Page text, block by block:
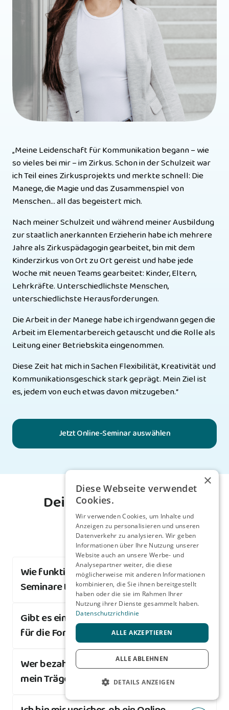
„Meine Leidenschaft für Kommunikation begann – wie
so vieles bei mir – im Zirkus. Schon in der Schulzeit war
ich Teil eines Zirkusprojekts und merkte schnell: Die
Manege, die Magie und das Zusammenspiel von
Menschen… all das begeistert mich.
Nach meiner Schulzeit und während meiner Ausbildung
zur staatlich anerkannten Erzieherin habe ich mehrere
Jahre als Zirkuspädagogin gearbeitet, bin mit dem
Kinderzirkus von Ort zu Ort gereist und habe jede
Woche mit neuen Teams gearbeitet: Kinder, Eltern,
Lehrkräfte. Unterschiedlichste Menschen,
unterschiedlichste Herausforderungen.
Die Arbeit in der Manege habe ich irgendwann gegen die
Arbeit im Elementarbereich getauscht und die Rolle als
Leitung einer Betriebskita eingenommen.
Diese Zeit hat mich in Sachen Flexibilität, Kreativität und
Kommunikationsgeschick stark geprägt. Mein Ziel ist
es, jedem von euch etwas davon mitzugeben.“
Jetzt Online-Seminar auswählen
Deine Fragen – meine
Antworten
Wie funktionieren die Online-
Seminare technisch?
Ganz einfach: Du bekommst direkt nach der
Buchung einen Zoom-Link zugeschickt, klickst
dich zum Startzeitpunkt rein und los geht’s! Du
brauchst nur ein internetfähiges Gerät mit
Kamera und Mikrofon.
Die Seminare finden meist abends von 18:00 bis
21:00 Uhr statt. Ideal nach dem Arbeitstag.
Gibt es eine Teilnahmebescheinigung
für die Fortbildungsstunden?
Ja selbstverständlich! Du erhältst im Anschluss
an das Seminar eine offizielle
Teilnahmebescheinigung.
Wer bezahlt das Seminar – ich oder
mein Träger?
Beides ist möglich. Manche Teilnehmende
×
Diese Webseite verwendet
Cookies.
Wir verwenden Cookies, um Inhalte und
Anzeigen zu personalisieren und unseren
Datenverkehr zu analysieren. Wir geben
Informationen über Ihre Nutzung unserer
Website auch an unsere Werbe- und
Analysepartner weiter, die diese
möglicherweise mit anderen Informationen
kombinieren, die Sie ihnen bereitgestellt
haben oder die sie im Rahmen Ihrer
Nutzung ihrer Dienste gesammelt haben.
Datenschutzrichtlinie
ALLE AKZEPTIEREN
ALLE ABLEHNEN
DETAILS ANZEIGEN
UNBEDINGT ERFORDERLICH